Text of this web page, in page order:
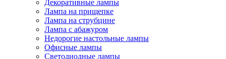
Декоративные лампы
Лампа на прищепке
Лампа на струбцине
Лампа с абажуром
Недорогие настольные лампы
Офисные лампы
Светодиодные лампы